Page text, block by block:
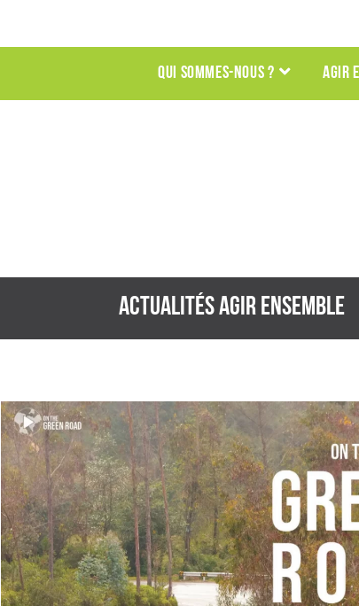
QUI SOMMES-NOUS ? AGIR
actualités AGIR ENSEMBLE